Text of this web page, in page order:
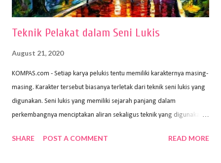
Teknik Pelakat dalam Seni Lukis
August 21, 2020
KOMPAS.com - Setiap karya pelukis tentu memiliki karakternya masing-
masing. Karakter tersebut biasanya terletak dari teknik seni lukis yang
digunakan. Seni lukis yang memiliki sejarah panjang dalam
perkembangnya menciptakan aliran sekaligus teknik yang digunakan.
Wayan Kun Adnyana, teknik yang berbeda tentunya akan
SHARE POST A COMMENT READ MORE